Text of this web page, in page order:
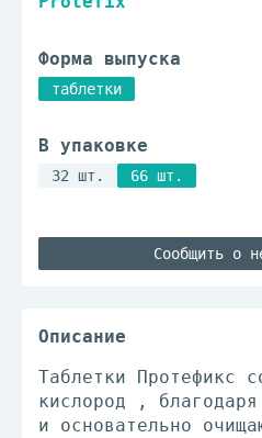
Форма выпуска
таблетки
В упаковке
32 шт. 66 шт.
Сообщить о
Описание
Таблетки Протефикс
кислород ,
и основательно